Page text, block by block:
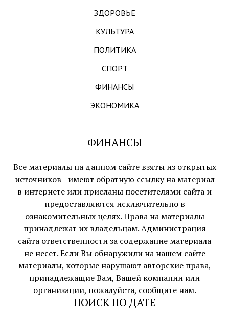
ЗДОРОВЬЕ
КУЛЬТУРА
ПОЛИТИКА
СПОРТ
ФИНАНСЫ
ЭКОНОМИКА
ФИНАНСЫ
Все материалы на данном сайте взяты из открытых
источников - имеют обратную ссылку на материал
в интернете или присланы посетителями сайта и
предоставляются исключительно в
ознакомительных целях. Права на материалы
принадлежат их владельцам. Администрация
сайта ответственности за содержание материала
не несет. Если Вы обнаружили на нашем сайте
материалы, которые нарушают авторские права,
принадлежащие Вам, Вашей компании или
организации, пожалуйста, сообщите нам.
ПОИСК ПО ДАТЕ